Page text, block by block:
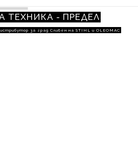
ТЕХНИКА - ПРЕДЕЛ
за град Сливен на STIHL и OLEOMAC